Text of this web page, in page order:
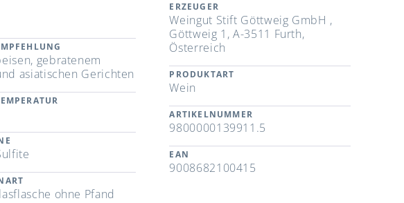
gebratenem
asiatischen Gerichten
ohne Pfand
ERZEUGER
Weingut Stift Göttweig GmbH ,
Göttweig 1, A-3511 Furth,
Österreich
PRODUKTART
Wein
ARTIKELNUMMER
9800000139911.5
EAN
9008682100415